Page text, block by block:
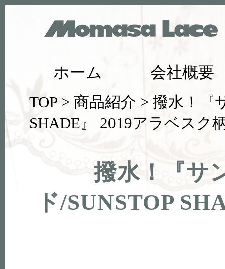
ホーム 会社概要
TOP > 商品紹介 > 撥水！『
SHADE』 2019アラベスク
撥水！『サ
ド/SUNSTOP